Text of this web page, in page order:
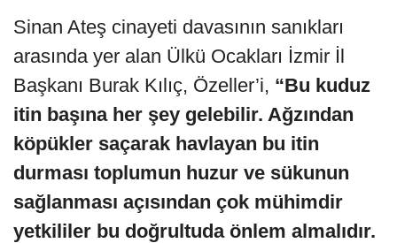
Sinan Ateş cinayeti davasının sanıkları
arasında yer alan Ülkü Ocakları İzmir İl
Başkanı Burak Kılıç, Özeller’i, “Bu kuduz
itin başına her şey gelebilir. Ağzından
köpükler saçarak havlayan bu itin
durması toplumun huzur ve sükunun
sağlanması açısından çok mühimdir
yetkililer bu doğrultuda önlem almalıdır.